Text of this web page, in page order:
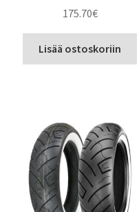
175.70€
Lisää ostoskoriin